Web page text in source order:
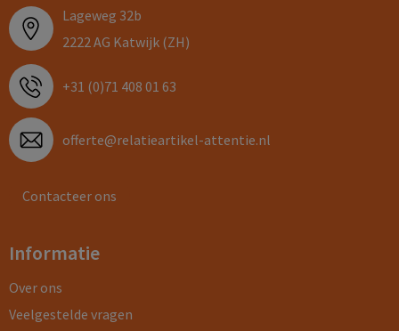
Lageweg 32b
2222 AG Katwijk (ZH)
+31 (0)71 408 01 63
offerte@relatieartikel-attentie.nl
Contacteer ons
Informatie
Over ons
Veelgestelde vragen